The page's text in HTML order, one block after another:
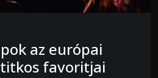
az európai
favoritjai